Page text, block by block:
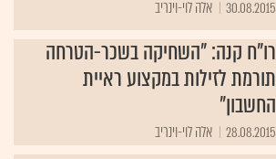
30.08.2015 אלה לוי-וינריב
רו"ח קנה: "השחיקה בשכר-הטרחה
תורמת לזילות במקצוע ראיית
החשבון"
28.08.2015 אלה לוי-וינריב